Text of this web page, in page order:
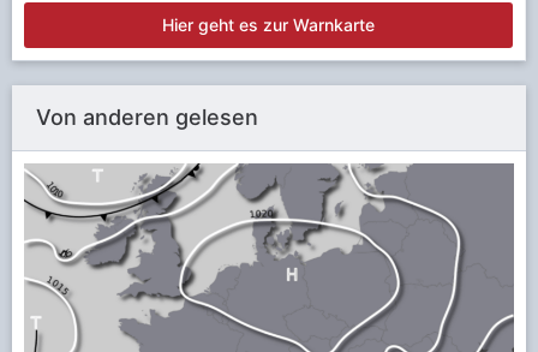
Hier geht es zur Warnkarte
Von anderen gelesen